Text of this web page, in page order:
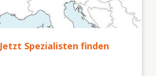
Jetzt Spezialisten finden